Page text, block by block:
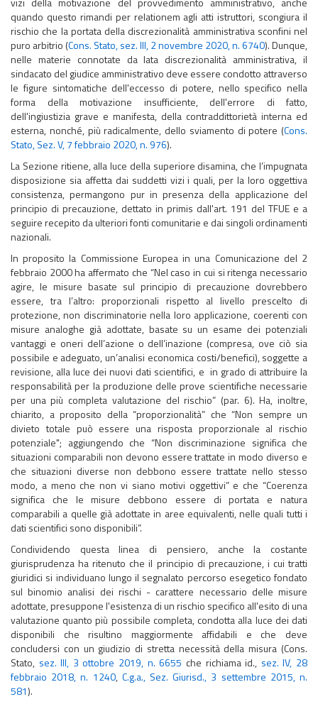
quando questo rimandi per relationem agli atti istruttori, scongiura il
rischio che la portata della discrezionalità amministrativa sconfini nel
puro arbitrio (Cons. Stato, sez. III, 2 novembre 2020, n. 6740). Dunque,
nelle materie connotate da lata discrezionalità amministrativa, il
sindacato del giudice amministrativo deve essere condotto attraverso
le figure sintomatiche dell'eccesso di potere, nello specifico nella
forma della motivazione insufficiente, dell'errore di fatto,
dell'ingiustizia grave e manifesta, della contraddittorietà interna ed
esterna, nonché, più radicalmente, dello sviamento di potere (Cons.
Stato, Sez. V, 7 febbraio 2020, n. 976).
La Sezione ritiene, alla luce della superiore disamina, che l’impugnata
disposizione sia affetta dai suddetti vizi i quali, per la loro oggettiva
consistenza, permangono pur in presenza della applicazione del
principio di precauzione, dettato in primis dall'art. 191 del TFUE e a
seguire recepito da ulteriori fonti comunitarie e dai singoli ordinamenti
nazionali.
In proposito la Commissione Europea in una Comunicazione del 2
febbraio 2000 ha affermato che “Nel caso in cui si ritenga necessario
agire, le misure basate sul principio di precauzione dovrebbero
essere, tra l’altro: proporzionali rispetto al livello prescelto di
protezione, non discriminatorie nella loro applicazione, coerenti con
misure analoghe già adottate, basate su un esame dei potenziali
vantaggi e oneri dell’azione o dell’inazione (compresa, ove ciò sia
possibile e adeguato, un’analisi economica costi/benefici), soggette a
revisione, alla luce dei nuovi dati scientifici, e in grado di attribuire la
responsabilità per la produzione delle prove scientifiche necessarie
per una più completa valutazione del rischio” (par. 6). Ha, inoltre,
chiarito, a proposito della “proporzionalità” che “Non sempre un
divieto totale può essere una risposta proporzionale al rischio
potenziale"; aggiungendo che “Non discriminazione significa che
situazioni comparabili non devono essere trattate in modo diverso e
che situazioni diverse non debbono essere trattate nello stesso
modo, a meno che non vi siano motivi oggettivi” e che “Coerenza
significa che le misure debbono essere di portata e natura
comparabili a quelle già adottate in aree equivalenti, nelle quali tutti i
dati scientifici sono disponibili”.
Condividendo questa linea di pensiero, anche la costante
giurisprudenza ha ritenuto che il principio di precauzione, i cui tratti
giuridici si individuano lungo il segnalato percorso esegetico fondato
sul binomio analisi dei rischi - carattere necessario delle misure
adottate, presuppone l'esistenza di un rischio specifico all'esito di una
valutazione quanto più possibile completa, condotta alla luce dei dati
disponibili che risultino maggiormente affidabili e che deve
concludersi con un giudizio di stretta necessità della misura (Cons.
Stato, sez. III, 3 ottobre 2019, n. 6655 che richiama id., sez. IV, 28
febbraio 2018, n. 1240, C.g.a., Sez. Giurisd., 3 settembre 2015, n.
581).